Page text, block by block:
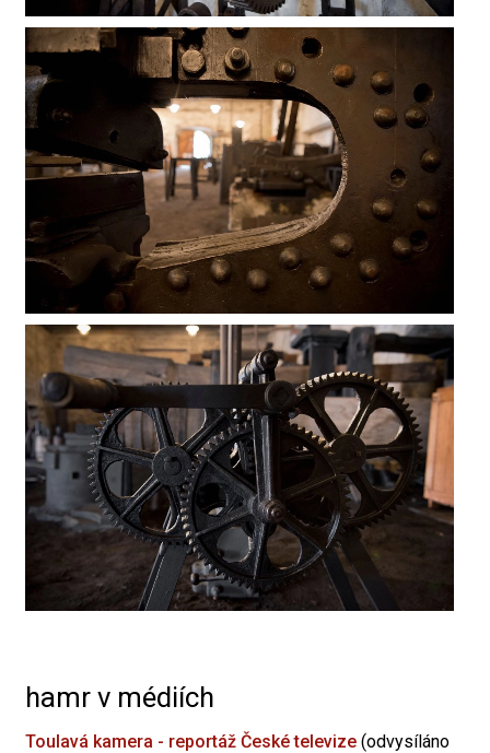
hamr v médiích
Toulavá kamera - reportáž České televize (odvysíláno